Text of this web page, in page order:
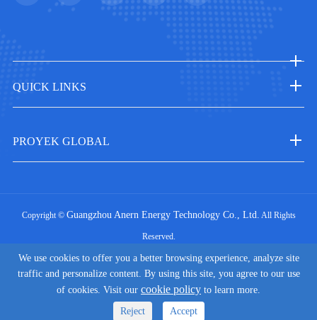
QUICK LINKS
PROYEK GLOBAL
Copyright © Guangzhou Anern Energy Technology Co., Ltd. All Rights
Reserved.
Sitemap | Privacy Policy
We use cookies to offer you a better browsing experience, analyze site
traffic and personalize content. By using this site, you agree to our use
of cookies. Visit our cookie policy to learn more.
Reject
Accept